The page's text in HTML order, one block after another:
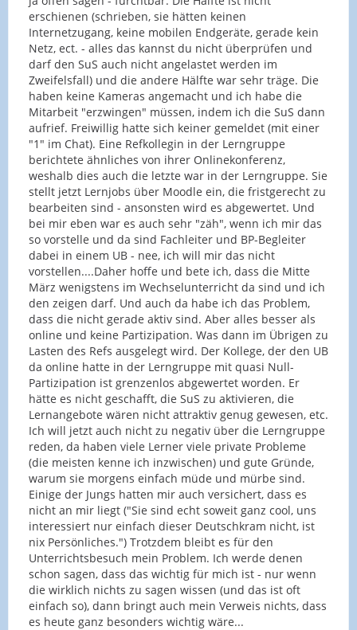
erschienen (schrieben, sie hätten keinen
Internetzugang, keine mobilen Endgeräte, gerade kein
Netz, ect. - alles das kannst du nicht überprüfen und
darf den SuS auch nicht angelastet werden im
Zweifelsfall) und die andere Hälfte war sehr träge. Die
haben keine Kameras angemacht und ich habe die
Mitarbeit "erzwingen" müssen, indem ich die SuS dann
aufrief. Freiwillig hatte sich keiner gemeldet (mit einer
"1" im Chat). Eine Refkollegin in der Lerngruppe
berichtete ähnliches von ihrer Onlinekonferenz,
weshalb dies auch die letzte war in der Lerngruppe. Sie
stellt jetzt Lernjobs über Moodle ein, die fristgerecht zu
bearbeiten sind - ansonsten wird es abgewertet. Und
bei mir eben war es auch sehr "zäh", wenn ich mir das
so vorstelle und da sind Fachleiter und BP-Begleiter
dabei in einem UB - nee, ich will mir das nicht
vorstellen....Daher hoffe und bete ich, dass die Mitte
März wenigstens im Wechselunterricht da sind und ich
den zeigen darf. Und auch da habe ich das Problem,
dass die nicht gerade aktiv sind. Aber alles besser als
online und keine Partizipation. Was dann im Übrigen zu
Lasten des Refs ausgelegt wird. Der Kollege, der den UB
da online hatte in der Lerngruppe mit quasi Null-
Partizipation ist grenzenlos abgewertet worden. Er
hätte es nicht geschafft, die SuS zu aktivieren, die
Lernangebote wären nicht attraktiv genug gewesen, etc.
Ich will jetzt auch nicht zu negativ über die Lerngruppe
reden, da haben viele Lerner viele private Probleme
(die meisten kenne ich inzwischen) und gute Gründe,
warum sie morgens einfach müde und mürbe sind.
Einige der Jungs hatten mir auch versichert, dass es
nicht an mir liegt ("Sie sind echt soweit ganz cool, uns
interessiert nur einfach dieser Deutschkram nicht, ist
nix Persönliches.") Trotzdem bleibt es für den
Unterrichtsbesuch mein Problem. Ich werde denen
schon sagen, dass das wichtig für mich ist - nur wenn
die wirklich nichts zu sagen wissen (und das ist oft
einfach so), dann bringt auch mein Verweis nichts, dass
es heute ganz besonders wichtig wäre...